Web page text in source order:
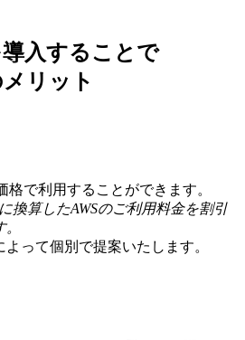
入することで
リット
格で利用することができます。
換算したAWSのご利用料金を割引
って個別で提案いたします。